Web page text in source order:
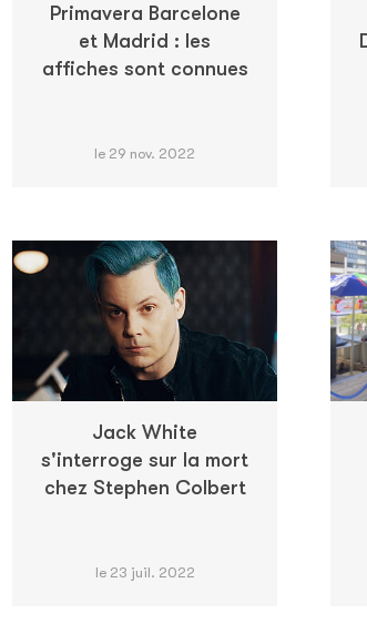
Primavera Barcelone
et Madrid : les
affiches sont connues
le 29 nov. 2022
Jack White
s'interroge sur la mort
chez Stephen Colbert
le 23 juil. 2022